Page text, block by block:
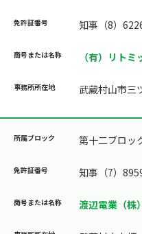
知事（8）
（有）リト
武蔵村山市三
第十二ブロッ
知事（7）
渡辺電業（株